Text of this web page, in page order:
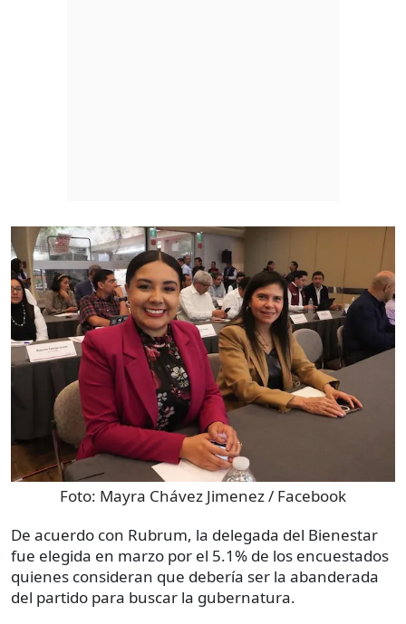
Foto: Mayra Chávez Jimenez / Facebook
De acuerdo con Rubrum, la delegada del Bienestar
fue elegida en marzo por el 5.1% de los encuestados
quienes consideran que debería ser la abanderada
del partido para buscar la gubernatura.